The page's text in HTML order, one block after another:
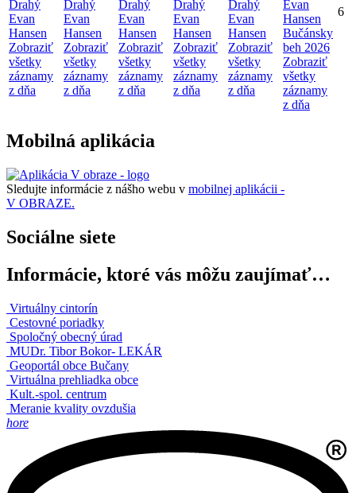
Drahý
Evan
Hansen
Zobraziť
všetky
záznamy
z dňa
Drahý
Evan
Hansen
Zobraziť
všetky
záznamy
z dňa
Drahý
Evan
Hansen
Zobraziť
všetky
záznamy
z dňa
Drahý
Evan
Hansen
Zobraziť
všetky
záznamy
z dňa
Drahý
Evan
Hansen
Zobraziť
všetky
záznamy
z dňa
Evan
Hansen
Bučánsky
beh 2026
Zobraziť
všetky
záznamy
z dňa
6
Mobilná aplikácia
Sledujte informácie z nášho webu v mobilnej aplikácii -
V OBRAZE.
Sociálne siete
Informácie, ktoré vás môžu zaujímať…
Virtuálny cintorín
Cestovné poriadky
Spoločný obecný úrad
MUDr. Tibor Bokor- LEKÁR
Geoportál obce Bučany
Virtuálna prehliadka obce
Kult.-spol. centrum
Meranie kvality ovzdušia
hore